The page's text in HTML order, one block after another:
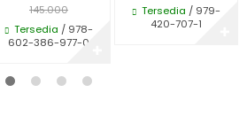
145.000
Tersedia / 978-
602-386-977-0
Tersedia / 979-
420-707-1